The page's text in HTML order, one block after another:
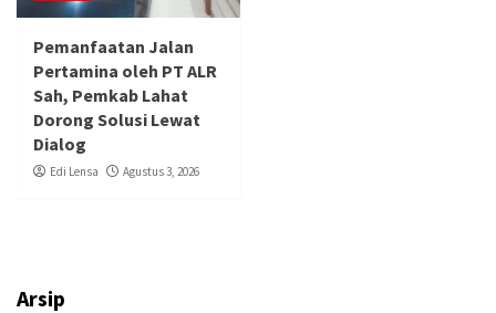
Pemanfaatan Jalan
Pertamina oleh PT ALR
Sah, Pemkab Lahat
Dorong Solusi Lewat
Dialog
Edi Lensa Agustus 3, 2026
Arsip